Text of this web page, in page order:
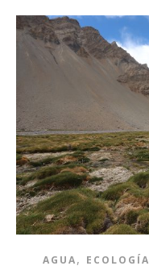
AGUA, ECOLOGÍA